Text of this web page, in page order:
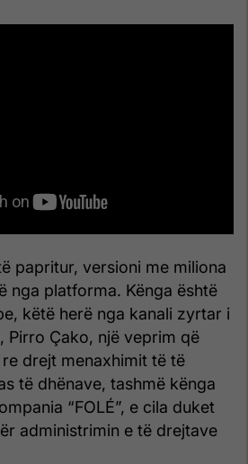
papritur, versioni me miliona
nga platforma. Kënga është
këtë herë nga kanali zyrtar i
Pirro Çako, një veprim që
drejt menaxhimit të të
të dhënave, tashmë kënga
“FOLÉ”, e cila duket
administrimin e të drejtave